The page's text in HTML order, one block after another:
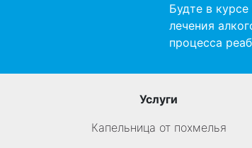
Будте в
лечения
процесса
Услуги
Капельница от похмелья